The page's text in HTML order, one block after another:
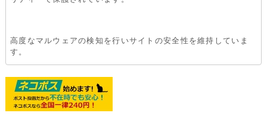
高度なマルウェアの検知を行いサイトの安全性を維持していま
す。